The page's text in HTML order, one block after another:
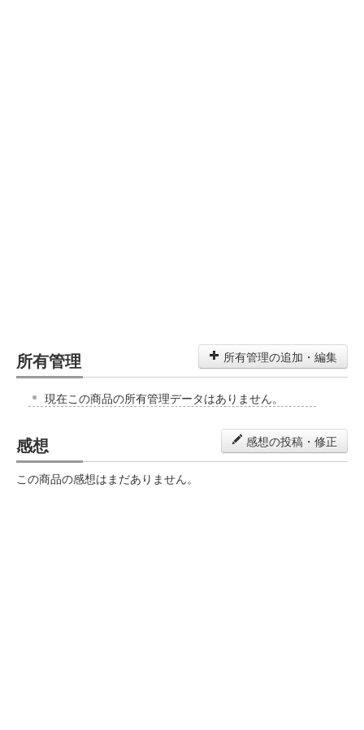
所有管理 所有管理の追加・編集
現在この商品の所有管理データはありません。
感想 感想の投稿・修正
この商品の感想はまだありません。